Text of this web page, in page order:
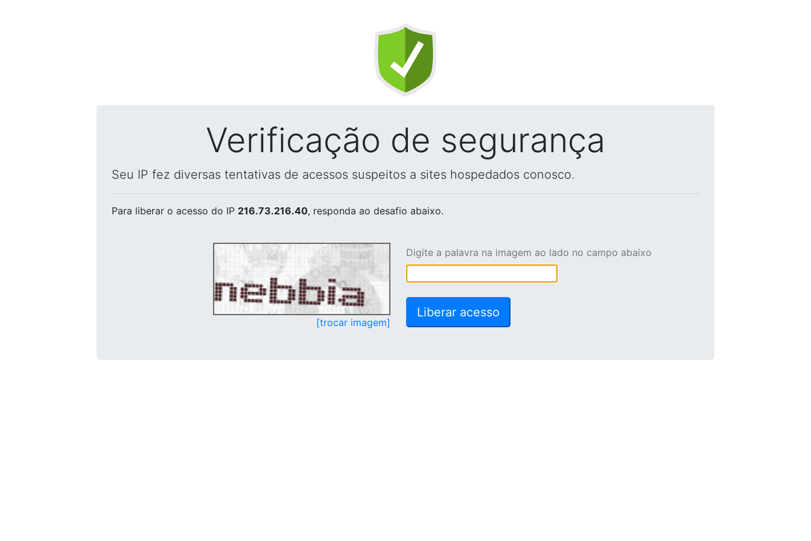
Verificação de segurança
Seu IP fez diversas tentativas de acessos suspeitos a sites hospedados conosco.
Para liberar o acesso do IP 216.73.216.40, responda ao desafio abaixo.
[trocar imagem]
Digite a palavra na imagem ao lado no campo abaixo